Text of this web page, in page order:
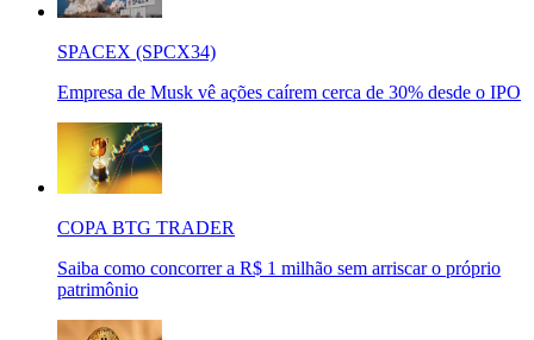
SPACEX (SPCX34)
Empresa de Musk vê ações caírem cerca de 30% desde o IPO
COPA BTG TRADER
Saiba como concorrer a R$ 1 milhão sem arriscar o próprio
patrimônio